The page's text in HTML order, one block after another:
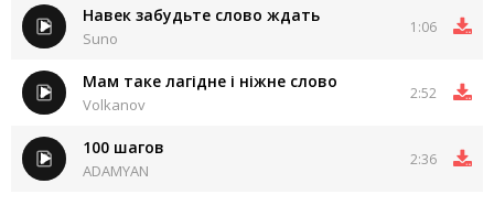
Навек забудьте слово ждать
Suno
1:06
Мам таке лагідне і ніжне слово
Volkanov
2:52
100 шагов
ADAMYAN
2:36